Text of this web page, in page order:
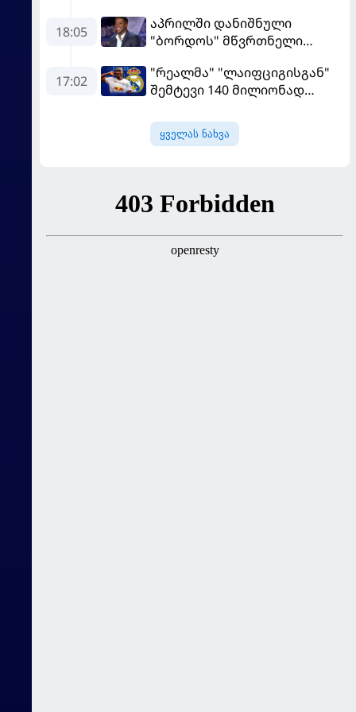
მოიგო, "ტორპედომ" გვიან
გაიღვიძა...
18:05
აპრილში დანიშნული
"ბორდოს" მწვრთნელი
17:02
"რეალმა" "ლაიფციგისგან"
შემტევი 140 მილიონად
ყველას ნახვა